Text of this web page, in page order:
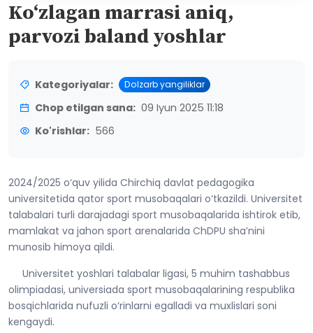
Ko‘zlagan marrasi aniq,
parvozi baland yoshlar
Kategoriyalar: Dolzarb yangiliklar
Chop etilgan sana: 09 Iyun 2025 11:18
Ko'rishlar: 566
2024/2025 o‘quv yilida Chirchiq davlat pedagogika
universitetida qator sport musobaqalari o‘tkazildi. Universitet
talabalari turli darajadagi sport musobaqalarida ishtirok etib,
mamlakat va jahon sport arenalarida ChDPU sha’nini
munosib himoya qildi.
Universitet yoshlari talabalar ligasi, 5 muhim tashabbus
olimpiadasi, universiada sport musobaqalarining respublika
bosqichlarida nufuzli o‘rinlarni egalladi va muxlislari soni
kengaydi.